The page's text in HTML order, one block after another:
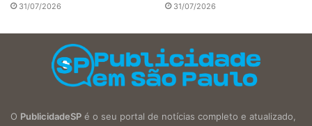
31/07/2026 31/07/2026
O PublicidadeSP é o seu portal de notícias completo e atualizado,